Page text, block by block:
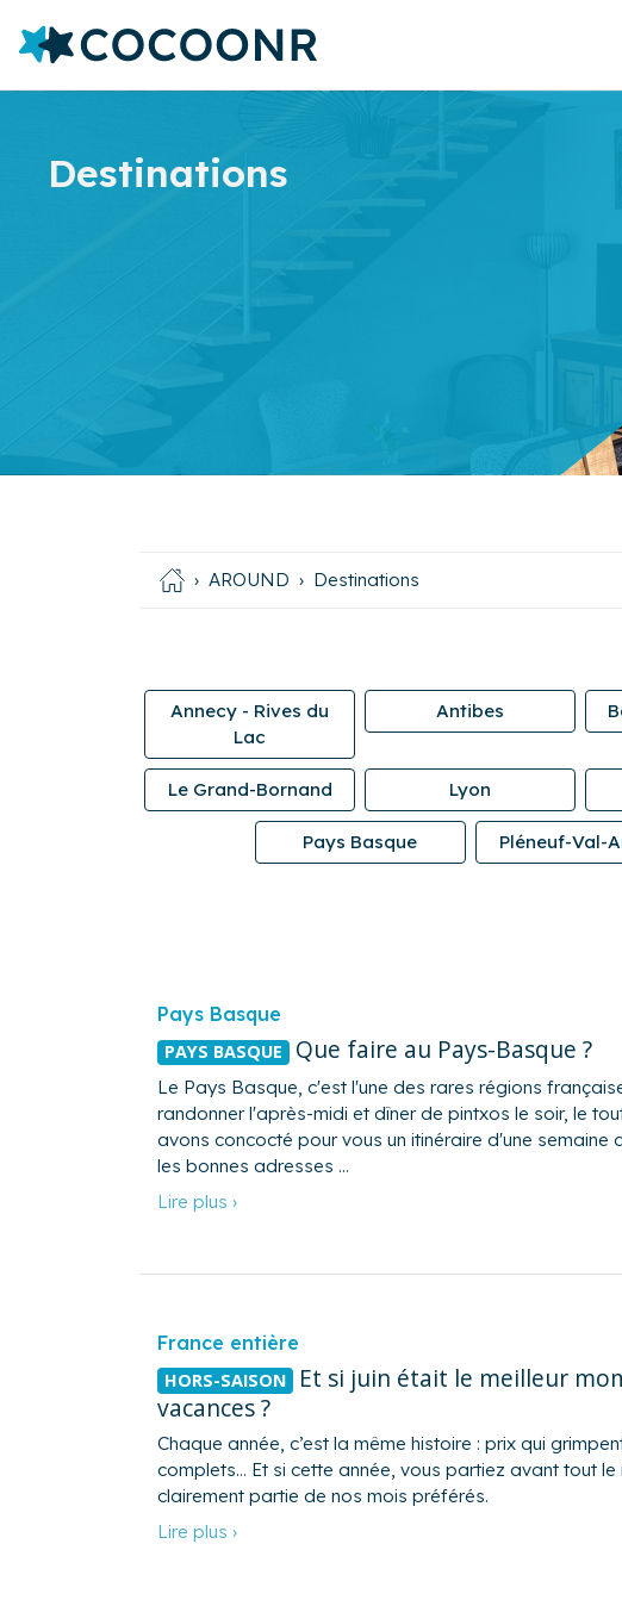
Destinations
AROUND Destinations
Annecy - Rives du
Lac
Antibes
Le Grand-Bornand Lyon
Pays Basque Pléneuf-Val-
Pays Basque
PAYS BASQUE Que faire au Pays-Basque ?
Le Pays Basque, c'est l'une des rares régions
randonner l'après-midi et dîner de pintxos le soir, le
avons concocté pour vous un itinéraire d'une semaine
les bonnes adresses …
Lire plus ›
France entière
HORS-SAISON Et si juin était le meilleur
vacances ?
Chaque année, c’est la même histoire : prix qui
complets… Et si cette année, vous partiez avant tout le
clairement partie de nos mois préférés.
Lire plus ›